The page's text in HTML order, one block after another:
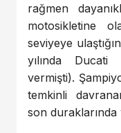
rağmen
motosikletine
seviyeye
yılında Ducati
vermişti).
temkinli
son